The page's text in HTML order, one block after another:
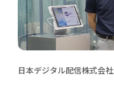
日本デジタル配信株式会社